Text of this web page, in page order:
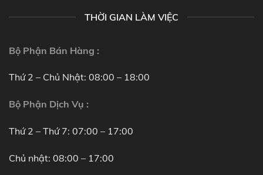
THỜI GIAN LÀM VIỆC
Bộ Phận Bán Hàng :
Thứ 2 – Chủ Nhật: 08:00 – 18:00
Bộ Phận Dịch Vụ :
Thứ 2 – Thứ 7: 07:00 – 17:00
Chủ nhật: 08:00 – 17:00